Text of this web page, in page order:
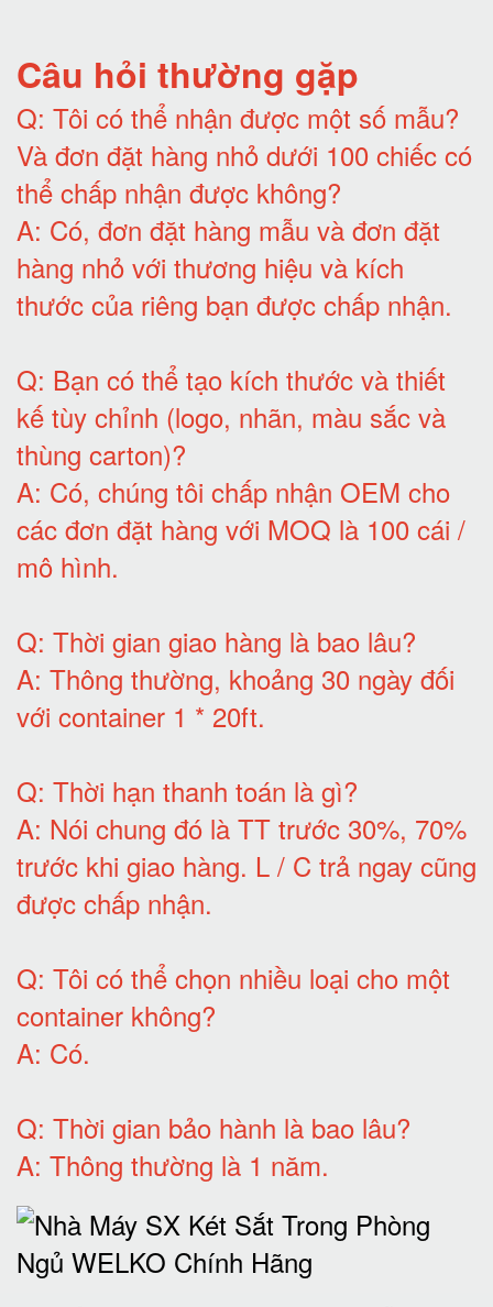
Câu hỏi thường gặp
Q: Tôi có thể nhận được một số mẫu?
Và đơn đặt hàng nhỏ dưới 100 chiếc có
thể chấp nhận được không?
A: Có, đơn đặt hàng mẫu và đơn đặt
hàng nhỏ với thương hiệu và kích
thước của riêng bạn được chấp nhận.
Q: Bạn có thể tạo kích thước và thiết
kế tùy chỉnh (logo, nhãn, màu sắc và
thùng carton)?
A: Có, chúng tôi chấp nhận OEM cho
các đơn đặt hàng với MOQ là 100 cái /
mô hình.
Q: Thời gian giao hàng là bao lâu?
A: Thông thường, khoảng 30 ngày đối
với container 1 * 20ft.
Q: Thời hạn thanh toán là gì?
A: Nói chung đó là TT trước 30%, 70%
trước khi giao hàng. L / C trả ngay cũng
được chấp nhận.
Q: Tôi có thể chọn nhiều loại cho một
container không?
A: Có.
Q: Thời gian bảo hành là bao lâu?
A: Thông thường là 1 năm.